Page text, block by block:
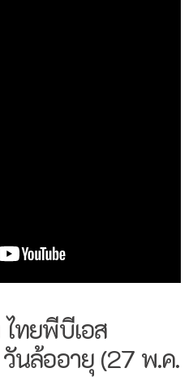
ไทยพีบีเอส
วันล้ออายุ (27 พ.ค.